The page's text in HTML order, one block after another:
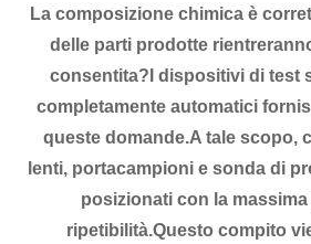
La composizione chimica è
delle parti prodotte
consentita?I dispositivi di test
completamente automatici
queste domande.A tale scopo,
lenti, portacampioni e sonda di
posizionati con la
ripetibilità.Questo compito